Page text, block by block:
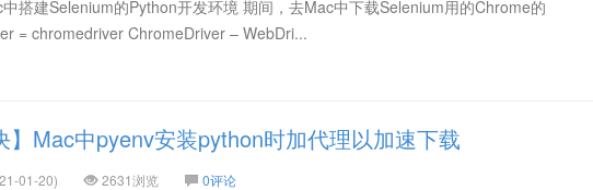
搭建Selenium的Python开发环境 期间，去Mac中下载Selenium用的Chrome的
= chromedriver ChromeDriver – WebDri...
】Mac中pyenv安装python时加代理以加速下载
01-20) 2631浏览 0评论